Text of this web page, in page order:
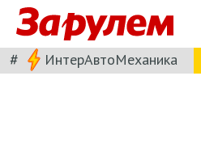
# ИнтерАвтоМеханика